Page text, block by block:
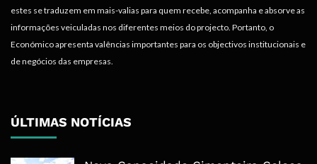
AfDB Aprova US$265 Milhões E Acelera Ligação
Da Zâmbia Ao Corredor Do Lobito
8 de Agosto, 2026
EPC Antes Da FID De 2026
estes se traduzem em mais-valias para quem recebe, acompanha e absorve as
informações veiculadas nos diferentes meios do projecto. Portanto, o
Económico apresenta valências importantes para os objectivos institucionais e
de negócios das empresas.
ÚLTIMAS NOTÍCIAS